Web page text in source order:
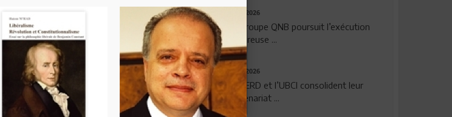
ABONNEZ-VOUS
29.07.2026
Le Groupe QNB poursuit l’exécution
rigoureuse ...
24.07.2026
La BERD et l’UBCI consolident leur
partenariat ...